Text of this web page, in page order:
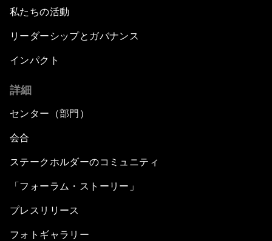
私たちの活動
リーダーシップとガバナンス
インパクト
詳細
センター（部門）
会合
ステークホルダーのコミュニティ
「フォーラム・ストーリー」
プレスリリース
フォトギャラリー